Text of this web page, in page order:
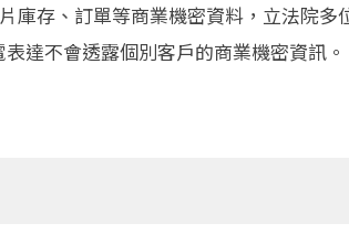
庫存、訂單等商業機密資料，立法院
達不會透露個別客戶的商業機密資訊。